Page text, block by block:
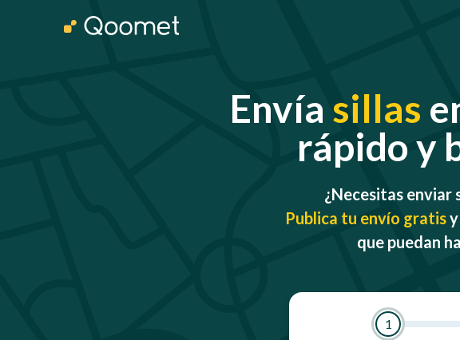
Envía sillas
rápido y
¿Necesitas enviar
Publica tu envío gratis
que puedan
1